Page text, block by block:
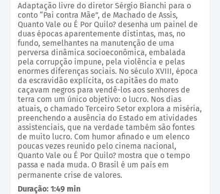
Adaptação livre do diretor Sérgio Bianchi para o
conto “Pai contra Mãe”, de Machado de Assis,
Quanto Vale ou É Por Quilo? desenha um painel de
duas épocas aparentemente distintas, mas, no
fundo, semelhantes na manutenção de uma
perversa dinâmica socioeconômica, embalada
pela corrupção impune, pela violência e pelas
enormes diferenças sociais. No século XVIII, época
da escravidão explícita, os capitães do mato
caçavam negros para vendê-los aos senhores de
terra com um único objetivo: o lucro. Nos dias
atuais, o chamado Terceiro Setor explora a miséria,
preenchendo a ausência do Estado em atividades
assistenciais, que na verdade também são fontes
de muito lucro. Com humor afinado e um elenco
poucas vezes reunido pelo cinema nacional,
Quanto Vale ou É Por Quilo? mostra que o tempo
passa e nada muda. O Brasil é um país em
permanente crise de valores.
Duração: 1:49 min